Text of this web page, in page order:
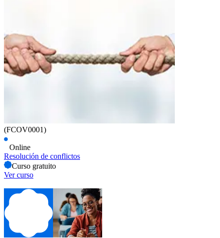
(FCOV0001)
Online
Resolución de conflictos
Curso gratuito
Ver curso